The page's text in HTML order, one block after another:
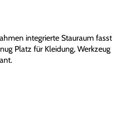
integrierte Stauraum fasst
Platz für Kleidung, Werkzeug